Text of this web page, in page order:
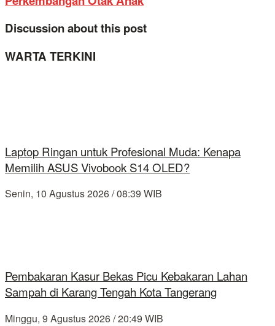
Discussion about this post
WARTA TERKINI
Laptop Ringan untuk Profesional Muda: Kenapa
Memilih ASUS Vivobook S14 OLED?
Senin, 10 Agustus 2026 / 08:39 WIB
Pembakaran Kasur Bekas Picu Kebakaran Lahan
Sampah di Karang Tengah Kota Tangerang
Minggu, 9 Agustus 2026 / 20:49 WIB